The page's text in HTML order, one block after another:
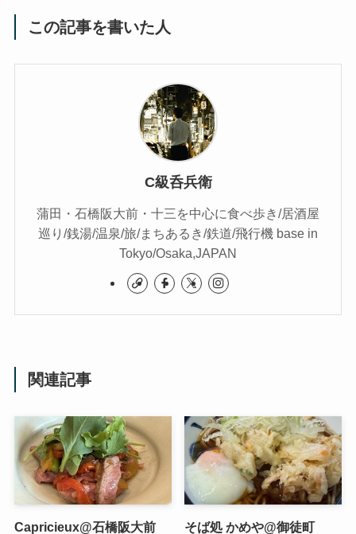
この記事を書いた人
C級呑兵衛
蒲田・石橋阪大前・十三を中心に食べ歩き/居酒屋
巡り/銭湯/温泉/旅/まちあるき/鉄道/飛行機 base in
Tokyo/Osaka,JAPAN
関連記事
Capricieux@石橋阪大前 そば処 かめや@御徒町